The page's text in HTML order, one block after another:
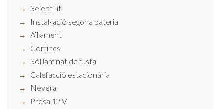
Seient llit
Instal·lació segona bateria
Aïllament
Cortines
Sòl laminat de fusta
Calefacció estacionària
Nevera
Presa 12 V